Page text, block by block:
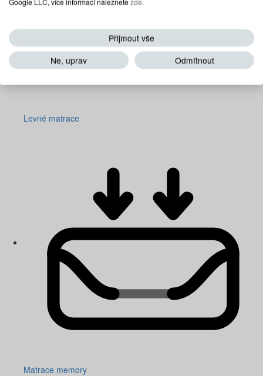
Levné matrace
Matrace memory
Přijmout vše
Ne, uprav
Odmítnout